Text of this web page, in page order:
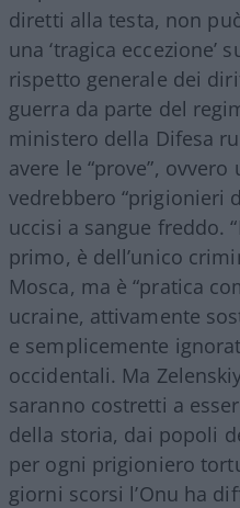
diretti alla testa, non
una ‘tragica
rispetto generale dei
guerra da parte del
ministero della Difesa
avere le “prove”,
vedrebbero “prigionieri
uccisi a sangue freddo.
primo, è dell’unico
Mosca, ma è “pratica
ucraine, attivamente
e semplicemente
occidentali. Ma
saranno costretti a
della storia, dai popoli
per ogni prigioniero
giorni scorsi l’Onu ha